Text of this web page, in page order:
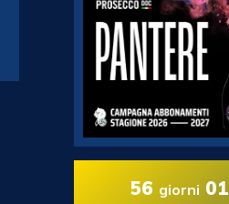
56 giorni 01